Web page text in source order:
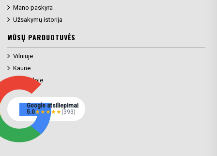
Mano paskyra
Užsakymų istorija
MŪSŲ PARDUOTUVĖS
Vilniuje
Kaune
Klaipėdoje
Google atsiliepimai
5.0★★★★★(393)